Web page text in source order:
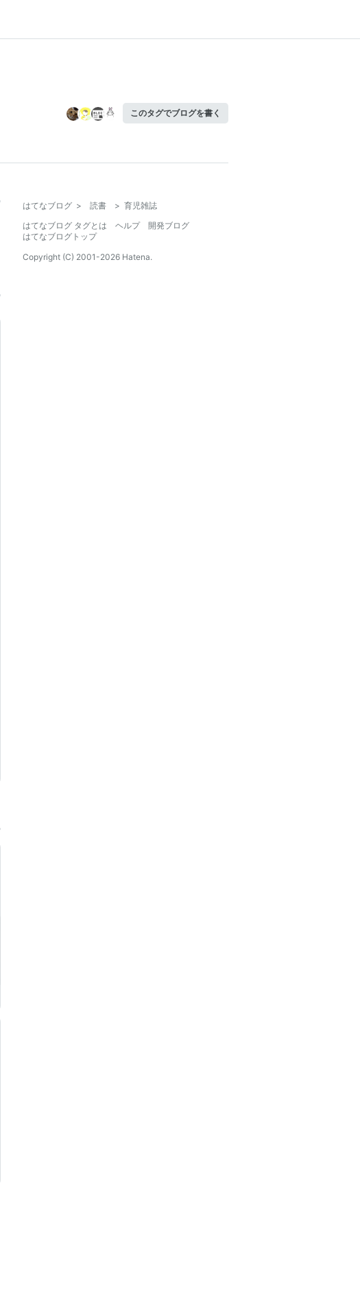
このタグでブログを書く
はてなブログ > 読書 > 育児雑誌
はてなブログ タグとは
ヘルプ
開発ブログ
はてなブログトップ
Copyright (C) 2001-2026 Hatena.